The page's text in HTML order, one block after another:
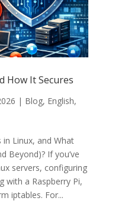
How It Secures
| Blog, English,
in Linux, and What
Beyond)? If you’ve
servers, configuring
with a Raspberry Pi,
iptables. For...